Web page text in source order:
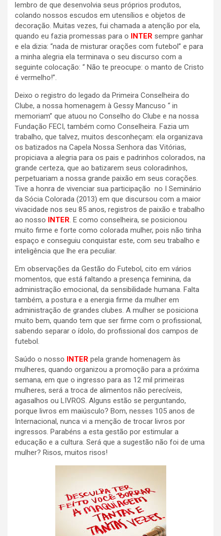
lembro de que desenvolvia seus próprios produtos,
colando nossos escudos em utensílios e objetos de
decoração. Muitas vezes, fui chamada a atenção por ela,
quando eu fazia promessas para o INTER sempre ganhar
e ela dizia: “nada de misturar orações com futebol” e para
a minha alegria ela terminava o seu discurso com a
seguinte colocação: “ Não te preocupe: o manto de Cristo
é vermelho!”.
Deixo o registro do legado da Primeira Conselheira do
Clube, a nossa homenagem à Gessy Mancuso “ in
memoriam” que atuou no Conselho do Clube e na nossa
Fundação FECI, também como Conselheira. Fazia um
trabalho, que talvez, muitos desconheçam: ela organizava
os batizados na Capela Nossa Senhora das Vitórias,
propiciava a alegria para os pais e padrinhos colorados, na
grande certeza, que ao batizarem seus coloradinhos,
perpetuariam a nossa grande paixão em seus corações.
Tive a honra de vivenciar sua participação no I Seminário
da Sócia Colorada (2013) em que discursou com a maior
vivacidade nos seu 85 anos, registros de paixão e trabalho
ao nosso INTER. E como conselheira, se posicionou
muito firme e forte como colorada mulher, pois não tinha
espaço e conseguiu conquistar este, com seu trabalho e
inteligência que lhe era peculiar.
Em observações da Gestão do Futebol, cito em vários
momentos, que está faltando a presença feminina, da
administração emocional, da sensibilidade humana. Falta
também, a postura e a energia firme da mulher em
administração de grandes clubes. A mulher se posiciona
muito bem, quando tem que ser firme com o profissional,
sabendo separar o ídolo, do profissional dos campos de
futebol.
Saúdo o nosso INTER pela grande homenagem às
mulheres, quando organizou a promoção para a próxima
semana, em que o ingresso para as 12 mil primeiras
mulheres, será a troca de alimentos não perecíveis,
agasalhos ou LIVROS. Alguns estão se perguntando,
porque livros em maiúsculo? Bom, nesses 105 anos de
Internacional, nunca vi a menção de trocar livros por
ingressos. Parabéns a esta gestão por estimular a
educação e a cultura. Será que a sugestão não foi de uma
mulher? Risos, muitos risos!